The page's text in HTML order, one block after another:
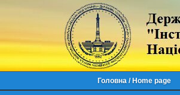
Головна / Home page